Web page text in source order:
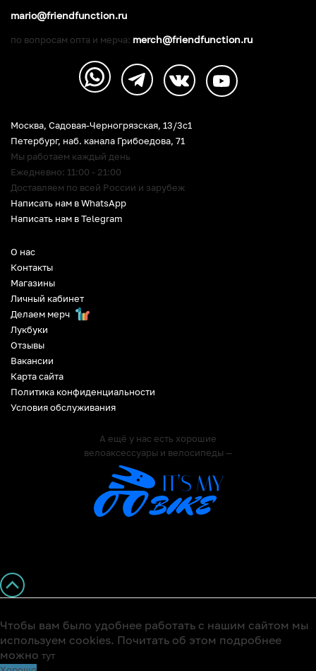
О нас
Контакты
Магазины
Личный кабинет
Делаем мерч
Лукбуки
Отзывы
Вакансии
Карта сайта
Политика конфиденциальности
Условия обслуживания
А ещё у нас есть хорошие
велоаксессуары и велосипеды —
Москва, Садовая-Черногрязская, 13/3c1
Петербург, наб. канала Грибоедова, 71
Мы работаем каждый день
Ежедневно: 11:00 - 21:00
Доставляем по всей России и зарубеж
Написать нам в WhatsApp
Написать нам в Telegram
mario@friendfunction.ru
по вопросам опта и мерча: merch@friendfunction.ru
Чтобы вам было удобнее работать с нашим сайтом мы
используем cookies. Почитать об этом подробнее
можно тут